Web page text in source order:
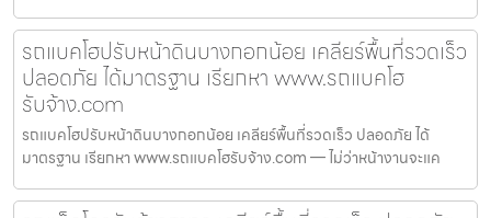
รถแบคโฮปรับหน้าดินบางกอกน้อย เคลียร์พื้นที่รวดเร็ว
ปลอดภัย ได้มาตรฐาน เรียกหา www.รถแบคโฮ
รับจ้าง.com
รถแบคโฮปรับหน้าดินบางกอกน้อย เคลียร์พื้นที่รวดเร็ว ปลอดภัย ได้
มาตรฐาน เรียกหา www.รถแบคโฮรับจ้าง.com — ไม่ว่าหน้างานจะแค